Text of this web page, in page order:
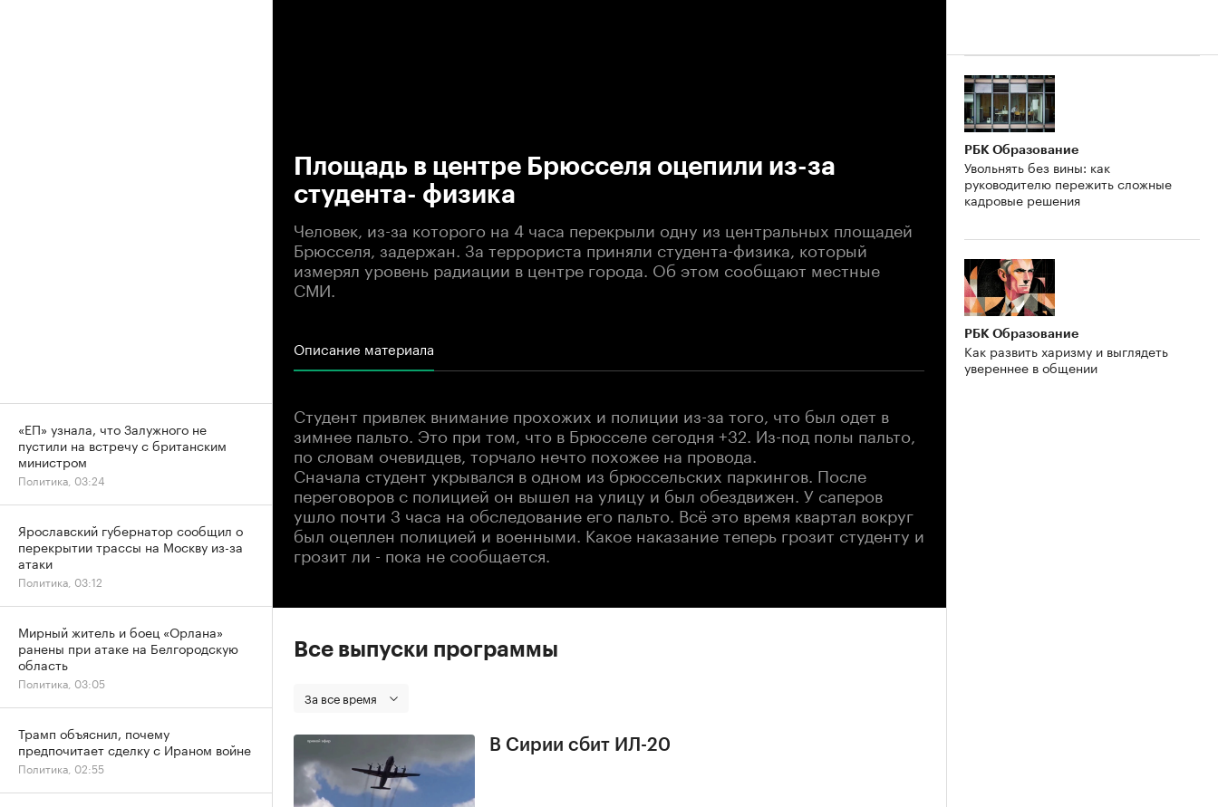
Площадь в центре Брюсселя оцепили из-за
студента- физика
Человек, из-за которого на 4 часа перекрыли одну из центральных площадей
Брюсселя, задержан. За террориста приняли студента-физика, который
измерял уровень радиации в центре города. Об этом сообщают местные
СМИ.
Описание материала
Студент привлек внимание прохожих и полиции из-за того, что был одет в
зимнее пальто. Это при том, что в Брюсселе сегодня +32. Из-под полы пальто,
по словам очевидцев, торчало нечто похожее на провода.
Сначала студент укрывался в одном из брюссельских паркингов. После
переговоров с полицией он вышел на улицу и был обездвижен. У саперов
ушло почти 3 часа на обследование его пальто. Всё это время квартал вокруг
был оцеплен полицией и военными. Какое наказание теперь грозит студенту и
грозит ли - пока не сообщается.
Все выпуски программы
За все время
В Сирии сбит ИЛ-20
РБК Образование
Увольнять без вины: как
руководителю пережить сложные
кадровые решения
РБК Образование
Как развить харизму и выглядеть
увереннее в общении
«ЕП» узнала, что Залужного не
пустили на встречу с британским
министром
Политика, 03:24
Ярославский губернатор сообщил о
перекрытии трассы на Москву из-за
атаки
Политика, 03:12
Мирный житель и боец «Орлана»
ранены при атаке на Белгородскую
область
Политика, 03:05
Трамп объяснил, почему
предпочитает сделку с Ираном войне
Политика, 02:55